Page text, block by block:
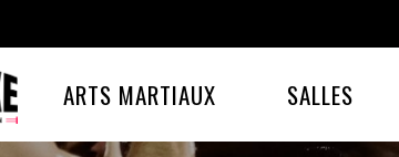
ARTS MARTIAUX SALLES